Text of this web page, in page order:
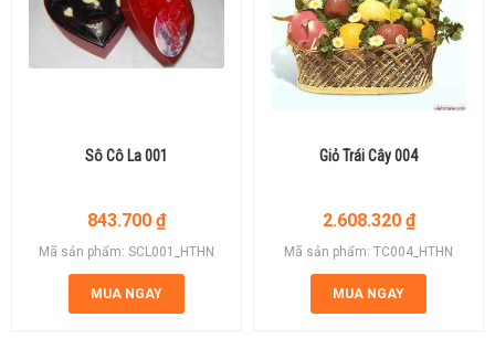
Sô Cô La 001
843.700 ₫
Mã sản phẩm: SCL001_HTHN
MUA NGAY
Giỏ Trái Cây 004
2.608.320 ₫
Mã sản phẩm: TC004_HTHN
MUA NGAY